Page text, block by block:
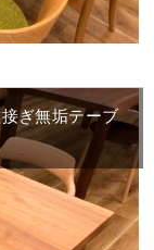
ぎ無垢テーブ